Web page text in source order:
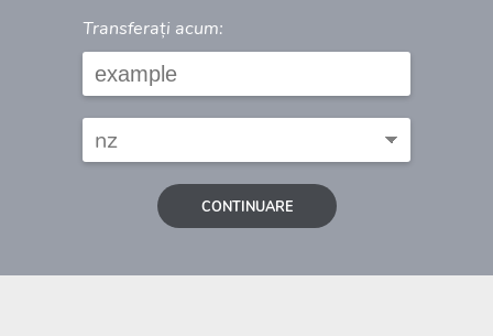
Transferați acum:
CONTINUARE